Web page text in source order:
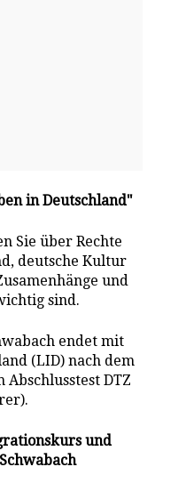
in Deutschland"
Sie über Rechte
deutsche Kultur
und
sind.
endet mit
(LID) nach dem
DTZ
und